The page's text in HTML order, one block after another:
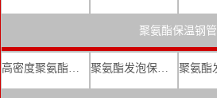
聚氨酯保温钢管
高密度聚氨酯发泡保温钢管 聚氨酯发泡保温钢管厂家